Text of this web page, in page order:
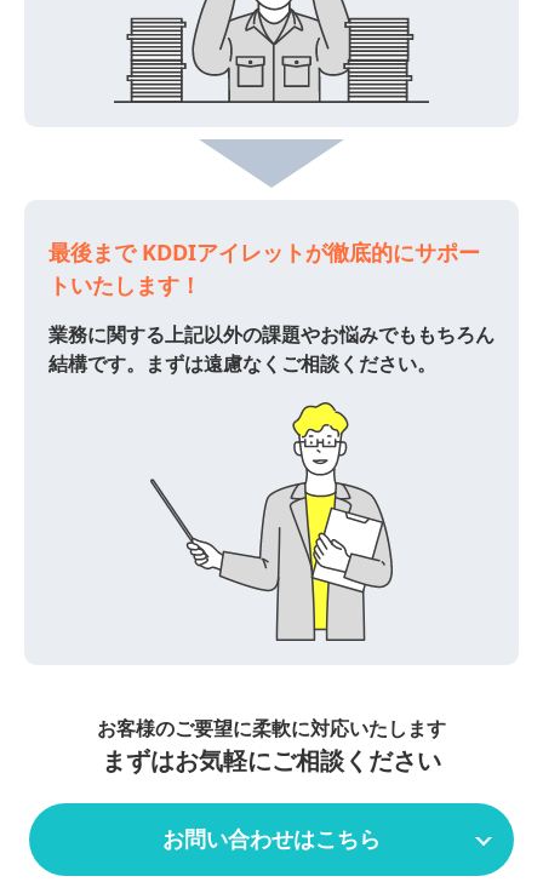
最後まで KDDIアイレットが徹底的にサポー
トいたします！
業務に関する上記以外の課題やお悩みでももちろん
結構です。まずは遠慮なくご相談ください。
お客様のご要望に柔軟に対応いたします
まずはお気軽にご相談ください
お問い合わせはこちら